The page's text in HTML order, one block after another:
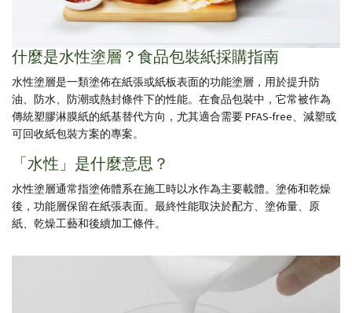
什麼是水性塗層？食品包裝紙採購指南
水性塗層是一類塗佈在紙張或紙板表面的功能塗層，用於提升防
油、防水、防潮或熱封條件下的性能。在食品包裝中，它常被作為
傳統塑膠淋膜紙的紙基替代方向，尤其適合需要 PFAS-free、減塑或
可回收紙包裝方案的專案。
「水性」是什麼意思？
水性塗層通常指塗佈體系在施工時以水作為主要載體。塗佈和乾燥
後，功能層保留在紙張表面。最終性能取決於配方、塗佈量、原
紙、乾燥工藝和後續加工條件。